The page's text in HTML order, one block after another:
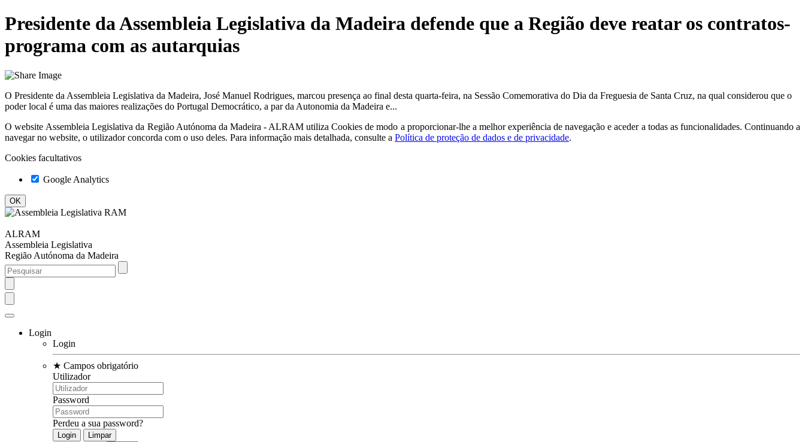
Presidente da Assembleia Legislativa da Madeira defende que a Região deve reatar os contratos-
programa com as autarquias
O Presidente da Assembleia Legislativa da Madeira, José Manuel Rodrigues, marcou presença ao final desta quarta-feira, na Sessão Comemorativa do Dia da Freguesia de Santa Cruz, na qual considerou que o
poder local é uma das maiores realizações do Portugal Democrático, a par da Autonomia da Madeira e...
O website Assembleia Legislativa da Região Autónoma da Madeira - ALRAM utiliza Cookies de modo a proporcionar-lhe a melhor experiência de navegação e aceder a todas as funcionalidades. Continuando a
navegar no website, o utilizador concorda com o uso deles. Para informação mais detalhada, consulte a Política de proteção de dados e de privacidade.
Cookies facultativos
Google Analytics
ALRAM
Assembleia Legislativa
Região Autónoma da Madeira
Login
Login
★ Campos obrigatório
Utilizador
Password
Perdeu a sua password?